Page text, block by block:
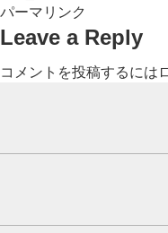
パーマリンク
Leave a Reply
コメントを投稿するには